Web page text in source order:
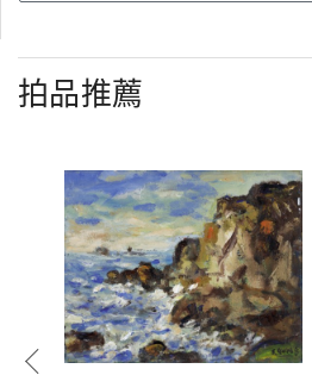
拍品推薦